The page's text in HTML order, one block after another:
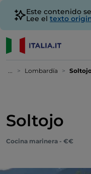
Este contenido
Lee el texto
... Lombardía
Soltojo
Cocina marinera - €€